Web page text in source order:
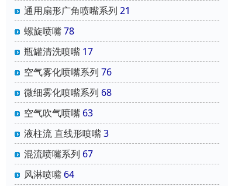
通用扇形广角喷嘴系列 21
螺旋喷嘴78
瓶罐清洗喷嘴 17
空气雾化喷嘴系列 76
微细雾化喷嘴系列 68
空气吹气喷嘴 63
液柱流 直线形喷嘴3
混流喷嘴系列 67
风淋喷嘴 64